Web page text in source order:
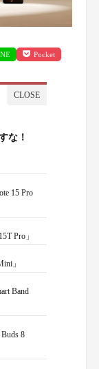
Pocket
な！
15 Pro
Pro」
」
Band
8